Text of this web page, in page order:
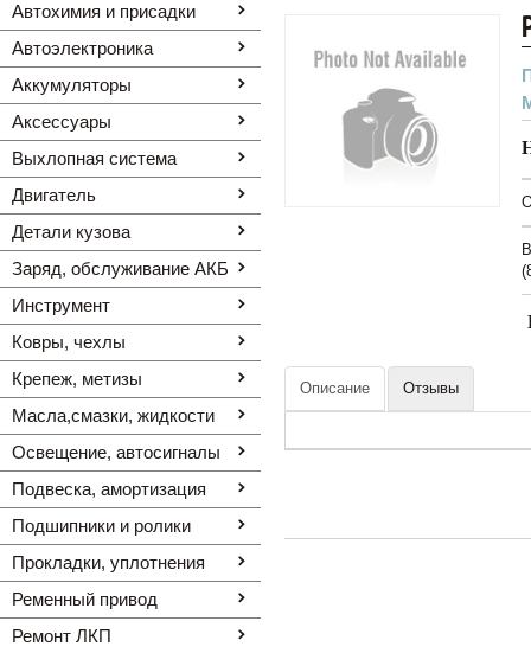
Автохимия и присадки
Автоэлектроника
Аккумуляторы
Аксессуары
Выхлопная система
Двигатель
Детали кузова
Заряд, обслуживание АКБ
Инструмент
Ковры, чехлы
Крепеж, метизы
Масла,смазки, жидкости
Освещение, автоcигналы
Подвеска, амортизация
Подшипники и ролики
Прокладки, уплотнения
Ременный привод
Ремонт ЛКП
Описание Отзывы